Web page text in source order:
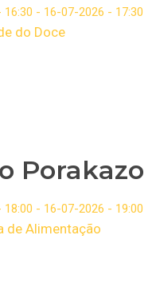
16:30 - 16-07-2026 - 17:30
do Doce
Porakazo
18:00 - 16-07-2026 - 19:00
de Alimentação